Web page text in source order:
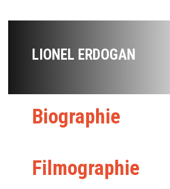
LIONEL ERDOGAN
Biographie
Filmographie